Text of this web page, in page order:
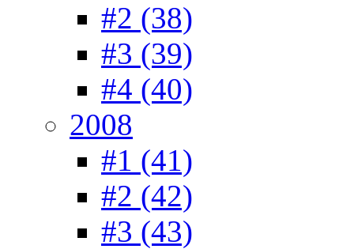
#2 (38)
#3 (39)
#4 (40)
2008
#1 (41)
#2 (42)
#3 (43)